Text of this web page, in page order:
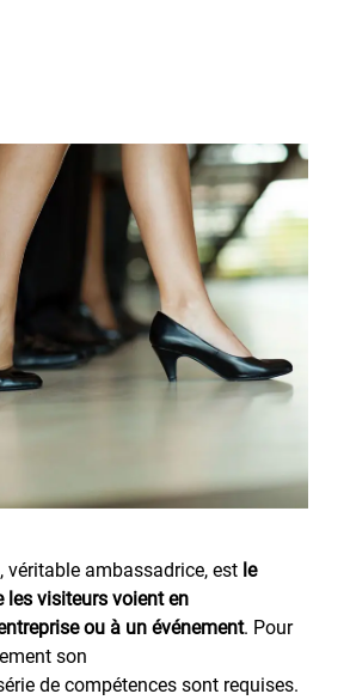
véritable ambassadrice, est le
les visiteurs voient en
ou à un événement. Pour
son
de compétences sont requises.